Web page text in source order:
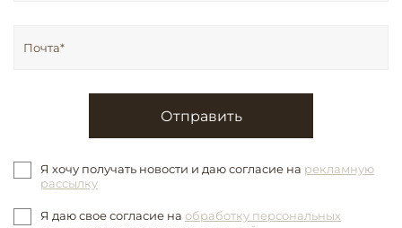
Отправить
Я хочу получать новости и даю согласие на рекламную
рассылку
Я даю свое согласие на обработку персональных